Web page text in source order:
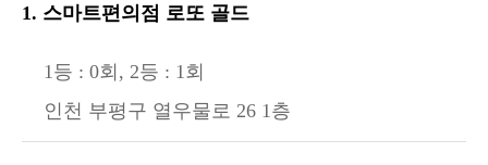
1. 스마트편의점 로또 골드
1등 : 0회, 2등 : 1회
인천 부평구 열우물로 26 1층